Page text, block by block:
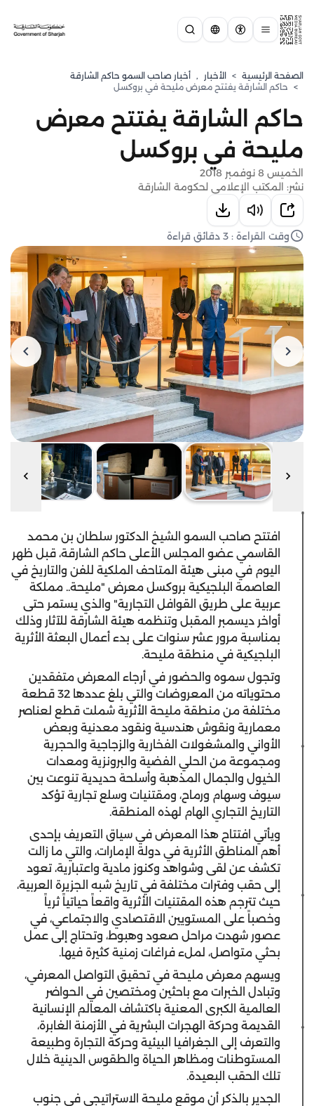
الصفحة الرئيسية > الأخبار , أخبار صاحب السمو حاكم الشارقة
> حاكم الشارقة يفتتح معرض مليحة في بروكسل
حاكم الشارقة يفتتح معرض
مليحة في بروكسل
الخميس 8 نوفمبر 2018
نشر: المكتب الإعلامي لحكومة الشارقة
وقت القراءة : 3 دقائق قراءة
افتتح صاحب السمو الشيخ الدكتور سلطان بن محمد
القاسمي عضو المجلس الأعلى حاكم الشارقة، قبل ظهر
اليوم في مبنى هيئة المتاحف الملكية للفن والتاريخ في
العاصمة البلجيكية بروكسل معرض "مليحة.. مملكة
عربية على طريق القوافل التجارية" والذي يستمر حتى
أواخر ديسمبر المقبل وتنظمه هيئة الشارقة للآثار وذلك
بمناسبة مرور عشر سنوات على بدء أعمال البعثة الأثرية
البلجيكية في منطقة مليحة.
وتجول سموه والحضور في أرجاء المعرض متفقدين
محتوياته من المعروضات والتي بلغ عددها 32 قطعة
مختلفة من منطقة مليحة الأثرية شملت قطع لعناصر
معمارية ونقوش هندسية ونقود معدنية وبعض
الأواني والمشغولات الفخارية والزجاجية والحجرية
ومجموعة من الحلي الفضية والبرونزية ومعدات
الخيول والجمال المذهبة وأسلحة حديدية تنوعت بين
سيوف وسهام ورماح، ومقتنيات وسلع تجارية تؤكد
التاريخ التجاري الهام لهذه المنطقة.
ويأتي افتتاح هذا المعرض في سياق التعريف بإحدى
أهم المناطق الأثرية في دولة الإمارات، والتي ما زالت
تكشف عن لقى وشواهد وكنوز مادية واعتبارية، تعود
إلى حقب وفترات مختلفة في تاريخ شبه الجزيرة العربية،
حيث تترجم هذه المقتنيات الأثرية واقعاً حياتياً ثرياً
وخصباً على المستويين الاقتصادي والاجتماعي، في
عصور شهدت مراحل صعود وهبوط، وتحتاج إلى عمل
بحثي متواصل، لملء فراغات زمنية كثيرة فيها.
ويسهم معرض مليحة في تحقيق التواصل المعرفي،
وتبادل الخبرات مع باحثين ومختصين في الحواضر
العالمية الكبرى المعنية باكتشاف المعالم الإنسانية
القديمة وحركة الهجرات البشرية في الأزمنة الغابرة،
والتعرف إلى الجغرافيا البيئية وحركة التجارة وطبيعة
المستوطنات ومظاهر الحياة والطقوس الدينية خلال
تلك الحقب البعيدة.
الجدير بالذكر أن موقع مليحة الاستراتيجي في جنوب